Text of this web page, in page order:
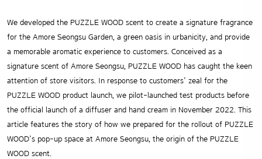
We developed the PUZZLE WOOD scent to create a signature fragrance
for the Amore Seongsu Garden, a green oasis in urbanicity, and provide
a memorable aromatic experience to customers. Conceived as a
signature scent of Amore Seongsu, PUZZLE WOOD has caught the keen
attention of store visitors. In response to customers’ zeal for the
PUZZLE WOOD product launch, we pilot-launched test products before
the official launch of a diffuser and hand cream in November 2022. This
article features the story of how we prepared for the rollout of PUZZLE
WOOD’s pop-up space at Amore Seongsu, the origin of the PUZZLE
WOOD scent.